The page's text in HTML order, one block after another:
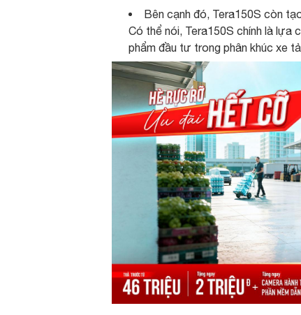
Bên cạnh đó, Tera150S còn
Có thể nói, Tera150S chính là lựa
phẩm đầu tư trong phân khúc xe